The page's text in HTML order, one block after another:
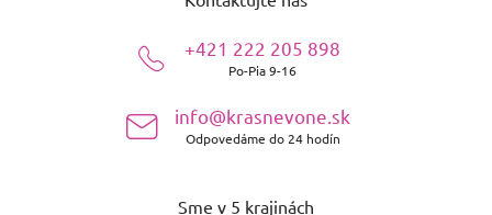
+421 222 205 898
Po-Pia 9-16
info@krasnevone.sk
Odpovedáme do 24 hodín
Sme v 5 krajinách